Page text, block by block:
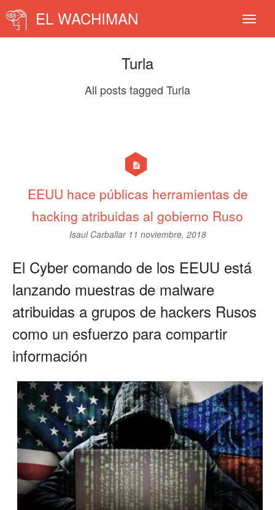
EL WACHIMAN
Turla
All posts tagged Turla
EEUU hace públicas herramientas de
hacking atribuidas al gobierno Ruso
Isaul Carballar 11 noviembre, 2018
El Cyber comando de los EEUU está
lanzando muestras de malware
atribuidas a grupos de hackers Rusos
como un esfuerzo para compartir
información